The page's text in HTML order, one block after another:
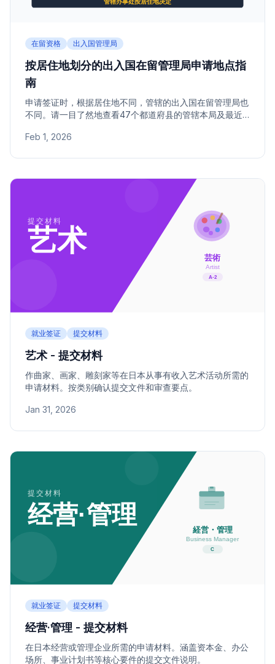
在留资格 出入国管理局
按居住地划分的出入国在留管理局申请地点指
南
申请签证时，根据居住地不同，管辖的出入国在留管理局也
不同。请一目了然地查看47个都道府县的管辖本局及最近
Feb 1, 2026
就业签证 提交材料
艺术 - 提交材料
作曲家、画家、雕刻家等在日本从事有收入艺术活动所需的
申请材料。按类别确认提交文件和审查要点。
Jan 31, 2026
就业签证 提交材料
经营·管理 - 提交材料
在日本经营或管理企业所需的申请材料。涵盖资本金、办公
场所、事业计划书等核心要件的提交文件说明。